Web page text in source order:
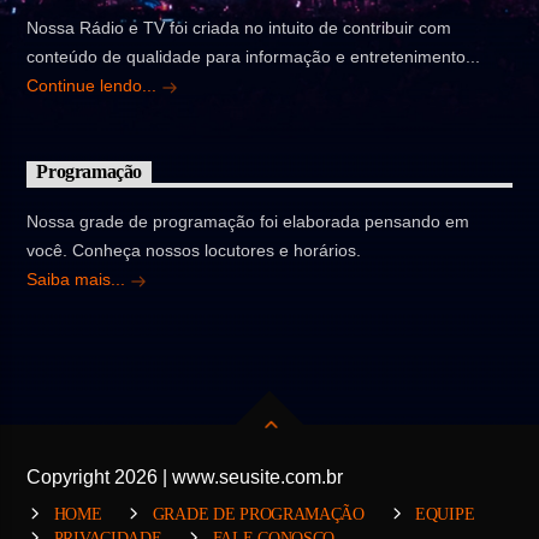
Nossa Rádio e TV foi criada no intuito de contribuir com
conteúdo de qualidade para informação e entretenimento...
Continue lendo...
Programação
Nossa grade de programação foi elaborada pensando em
você. Conheça nossos locutores e horários.
Saiba mais...
Copyright 2026 | www.seusite.com.br
HOME GRADE DE PROGRAMAÇÃO
EQUIPE